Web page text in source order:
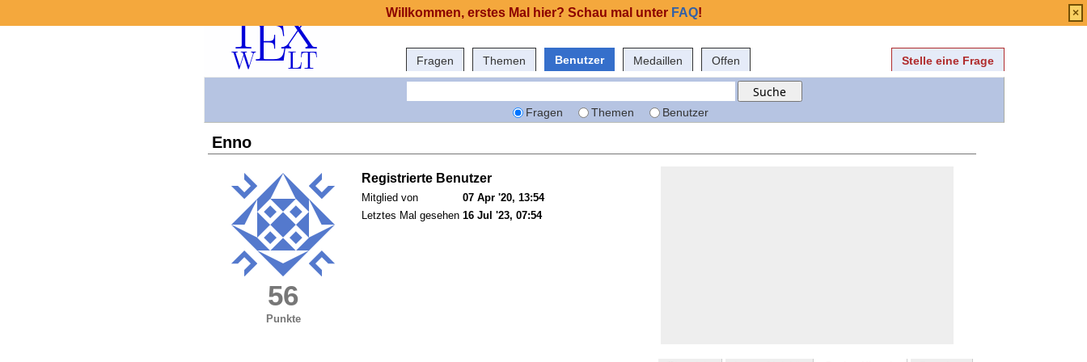
Fragen Themen Benutzer Medaillen Offen Stelle eine Frage
Fragen Themen Benutzer
Enno
56
Punkte
Registrierte Benutzer
Mitglied von
07 Apr '20, 13:54
Letztes Mal gesehen 16 Jul '23, 07:54
Willkommen, erstes Mal hier? Schau mal unter FAQ! ×